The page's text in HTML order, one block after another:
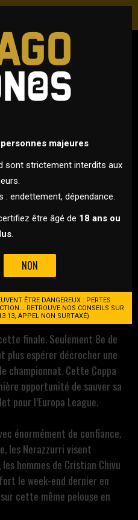
D'ITALIE
À 21H00
D’ITALIE, LA LAZIO ROME
MILAN !
leur affrontement en Serie
se retrouvent cette fois-ci
rendez-vous est fixé ce
finale. Seulement 8e de
plus espérer décrocher une
championnat. Cette Coppa
opportunité de sauver sa
pour l’Europa League.
énormément de confiance.
les Nerazzurri visent
hommes de Cristian Chivu
le week-end dernier en
cette même pelouse en
majeures
sont strictement interdits aux
endettement, dépendance.
être âgé de 18 ans ou
.
NON
ÊTRE DANGEREUX : PERTES
RETROUVE NOS CONSEILS SUR
13, APPEL NON SURTAXÉ)